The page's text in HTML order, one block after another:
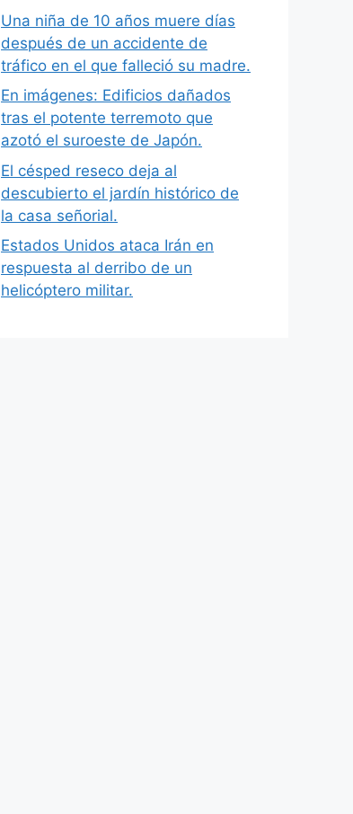
Una niña de 10 años muere días
después de un accidente de
tráfico en el que falleció su madre.
En imágenes: Edificios dañados
tras el potente terremoto que
azotó el suroeste de Japón.
El césped reseco deja al
descubierto el jardín histórico de
la casa señorial.
Estados Unidos ataca Irán en
respuesta al derribo de un
helicóptero militar.